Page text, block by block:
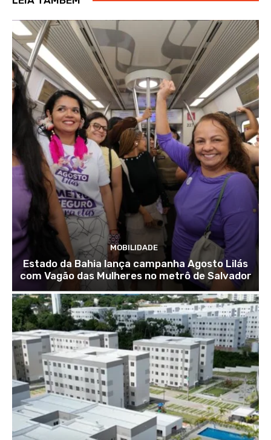
MOBILIDADE
Estado da Bahia lança campanha Agosto Lilás
com Vagão das Mulheres no metrô de Salvador